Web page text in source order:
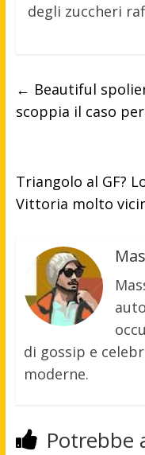
degli zuccheri
← Beautiful
scoppia il caso
Triangolo al GF?
Vittoria molto
di gossip e
moderne.
Potrebbe